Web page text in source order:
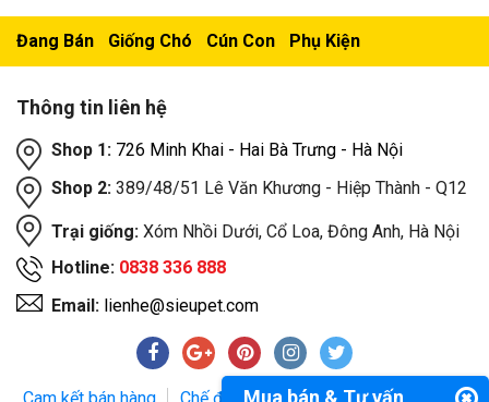
Đang Bán Giống Chó Cún Con Phụ Kiện
Thông tin liên hệ
Shop 1: 726 Minh Khai - Hai Bà Trưng - Hà Nội
Shop 2: 389/48/51 Lê Văn Khương - Hiệp Thành - Q12
Trại giống: Xóm Nhồi Dưới, Cổ Loa, Đông Anh, Hà Nội
Hotline: 0838 336 888
Email: lienhe@sieupet.com
Mua bán & Tư vấn